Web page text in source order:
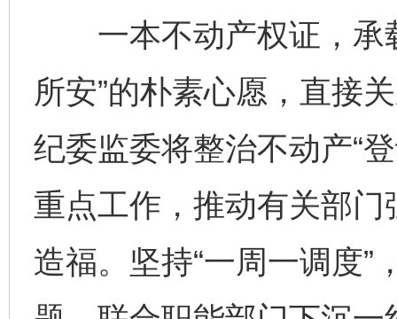
一本不动产权证，承
所安”的朴素心愿，直接
纪委监委将整治不动产“
重点工作，推动有关部
造福。坚持“一周一调度